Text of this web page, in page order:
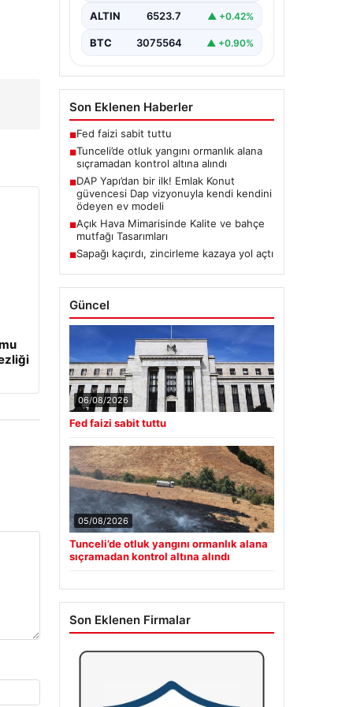
belirlenemeyen bir nedenle…
ALTIN 6523.7 ▲ +0.42%
BTC 3075564 ▲ +0.90%
Son Eklenen Haberler
■Fed faizi sabit tuttu
■Tunceli’de otluk yangını ormanlık alana
sıçramadan kontrol altına alındı
■DAP Yapı’dan bir ilk! Emlak Konut
güvencesi Dap vizyonuyla kendi kendini
ödeyen ev modeli
■Açık Hava Mimarisinde Kalite ve bahçe
mutfağı Tasarımları
■Sapağı kaçırdı, zincirleme kazaya yol açtı
Güncel
06/08/2026
Fed faizi sabit tuttu
05/08/2026
Tunceli’de otluk yangını ormanlık alana
sıçramadan kontrol altına alındı
Son Eklenen Firmalar